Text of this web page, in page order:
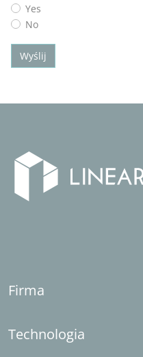
Yes
No
Wyślij
Firma
Kariera
Technologia